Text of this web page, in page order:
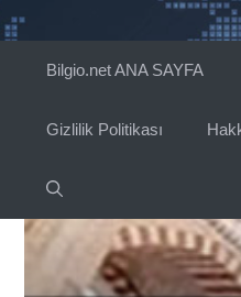
Bilgio.net ANA SAYFA
Gizlilik Politikası